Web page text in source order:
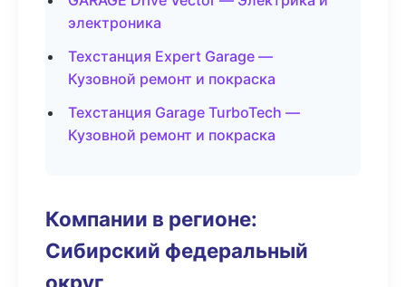
электроника
Техстанция Expert Garage —
Кузовной ремонт и покраска
Техстанция Garage TurboTech —
Кузовной ремонт и покраска
Компании в регионе:
Сибирский федеральный
округ